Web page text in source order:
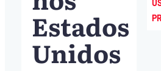
Estados
Unidos